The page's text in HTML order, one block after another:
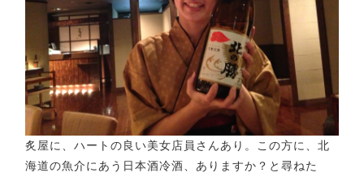
炙屋に、ハートの良い美女店員さんあり。この方に、北
海道の魚介にあう日本酒冷酒、ありますか？と尋ねた